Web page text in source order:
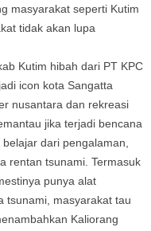
masyarakat seperti Kutim
tidak akan lupa
Kutim hibah dari PT KPC
icon kota Sangatta
nusantara dan rekreasi
jika terjadi bencana
dari pengalaman,
rentan tsunami. Termasuk
punya alat
tsunami, masyarakat tau
Kaliorang